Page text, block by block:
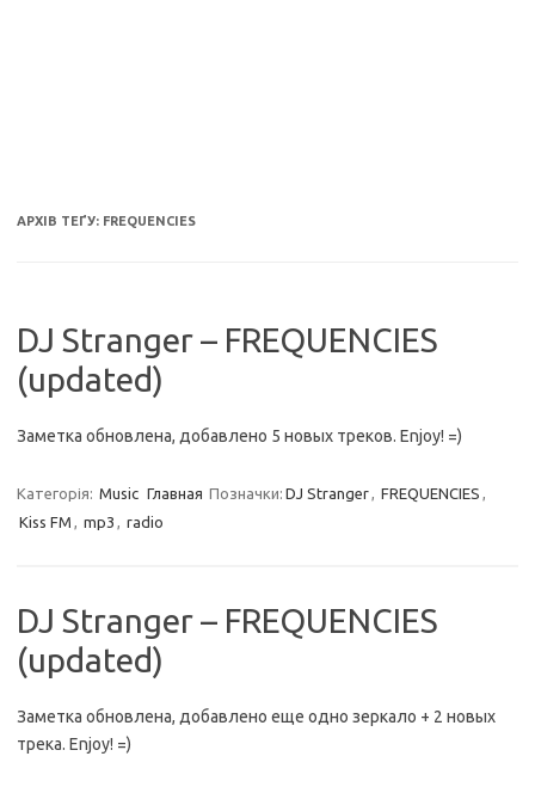
АРХІВ ТЕҐУ: FREQUENCIES
DJ Stranger – FREQUENCIES
(updated)
Заметка обновлена, добавлено 5 новых треков. Enjoy! =)
Категорія: Music Главная Позначки: DJ Stranger, FREQUENCIES ,
Kiss FM , mp3 , radio
DJ Stranger – FREQUENCIES
(updated)
Заметка обновлена, добавлено еще одно зеркало + 2 новых
трека. Enjoy! =)